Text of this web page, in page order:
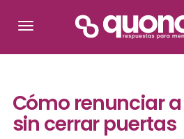
Cómo renunciar
sin cerrar puertas